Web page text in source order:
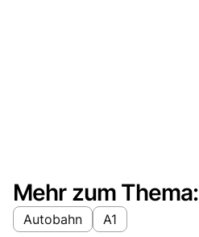
Mehr zum Thema:
Autobahn A1